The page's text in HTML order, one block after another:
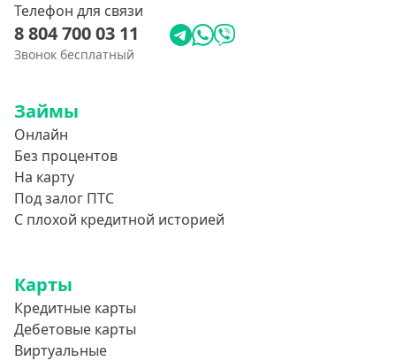
Телефон для связи
8 804 700 03 11
Звонок бесплатный
Займы
Онлайн
Без процентов
На карту
Под залог ПТС
С плохой кредитной историей
Карты
Кредитные карты
Дебетовые карты
Виртуальные